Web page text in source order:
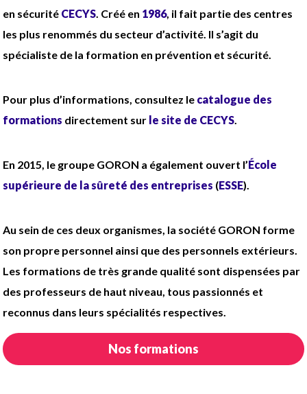
en sécurité CECYS. Créé en 1986, il fait partie des centres
les plus renommés du secteur d’activité. Il s’agit du
spécialiste de la formation en prévention et sécurité.
Pour plus d’informations, consultez le catalogue des
formations directement sur le site de CECYS.
En 2015, le groupe GORON a également ouvert l’École
supérieure de la sûreté des entreprises (ESSE).
Au sein de ces deux organismes, la société GORON forme
son propre personnel ainsi que des personnels extérieurs.
Les formations de très grande qualité sont dispensées par
des professeurs de haut niveau, tous passionnés et
reconnus dans leurs spécialités respectives.
Nos formations